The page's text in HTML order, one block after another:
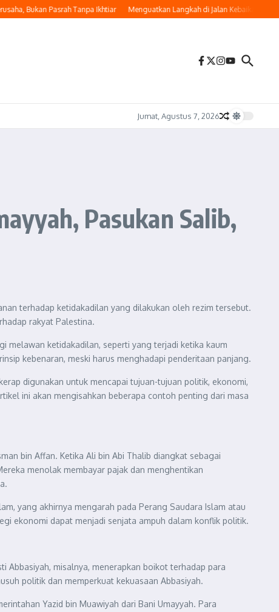
Bukan Pasrah Tanpa Ikhtiar Menguatkan Langkah di Jalan Kebaikan
Jumat, Agustus 7, 2026
Pasukan Salib,
terhadap ketidakadilan yang dilakukan oleh rezim tersebut.
rakyat Palestina.
kebenaran, meski harus menghadapi penderitaan panjang.
digunakan untuk mencapai tujuan-tujuan politik, ekonomi,
ini akan mengisahkan beberapa contoh penting dari masa
bin Affan. Ketika Ali bin Abi Thalib diangkat sebagai
menolak membayar pajak dan menghentikan
yang akhirnya mengarah pada Perang Saudara Islam atau
ekonomi dapat menjadi senjata ampuh dalam konflik politik.
Abbasiyah, misalnya, menerapkan boikot terhadap para
politik dan memperkuat kekuasaan Abbasiyah.
Yazid bin Muawiyah dari Bani Umayyah. Para